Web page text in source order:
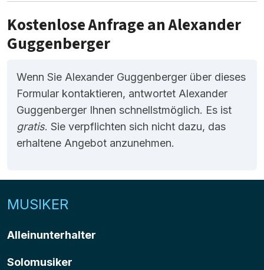
Kostenlose Anfrage an Alexander
Guggenberger
Wenn Sie Alexander Guggenberger über dieses
Formular kontaktieren, antwortet Alexander
Guggenberger Ihnen schnellstmöglich. Es ist
gratis. Sie verpflichten sich nicht dazu, das
erhaltene Angebot anzunehmen.
MUSIKER
Alleinunterhalter
Solomusiker